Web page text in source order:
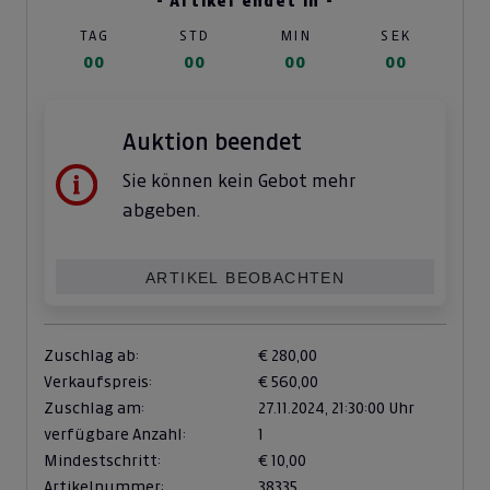
TAG STD MIN SEK
00 00 00 00
Auktion beendet
Sie können kein Gebot mehr
abgeben.
ARTIKEL BEOBACHTEN
Zuschlag ab:
€ 280,00
Verkaufspreis:
€ 560,00
Zuschlag am:
27.11.2024, 21:30:00 Uhr
verfügbare Anzahl:
1
Mindestschritt:
€ 10,00
Artikelnummer:
38335